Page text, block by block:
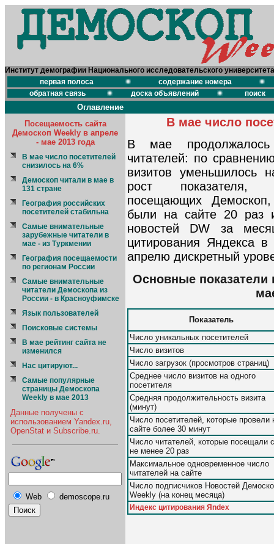
Институт демографии Национального исследовательского
первая полоса
содержание номера
обратная связь
доска объявлений поиск
Оглавление
Посещаемость сайта
Демоскоп Weekly в апреле
- мае 2013 года
В мае число посетителей
снизилось на 6%
Демоскоп читали в мае в
131 стране
География российских
посетителей стабильна
Самые внимательные
зарубежные читатели в
мае - из Туркмении
География посещаемости
по регионам России
Cамые внимательные
читатели Демоскопа из
России - в Красноуфимске
Язык пользователей
Поисковые системы
В мае рейтинг сайта не
изменился
Нас цитируют...
Самые популярные
страницы Демоскопа
Weekly в мае 2013
Данные получены с
использованием Yandex.ru,
OpenStat и Subscribe.ru.
Web demoscope.ru
В мае число
В мае продолжалось
читателей: по
визитов уменьшилось
рост показателя,
посещающих
были на сайте 20 раз
новостей DW за
цитирования Яндекса
апрелю дискретный
Основные показатели
Показатель
Число уникальных посетителей
Число визитов
Число загрузок (просмотров страниц)
Среднее число визитов на одного
посетителя
Средняя продолжительность визита
(минут)
Число посетителей, которые провели
сайте более 30 минут
Число читателей, которые посещали
не менее 20 раз
Максимальное одновременное число
читателей на сайте
Число подписчиков Новостей
Weekly (на конец месяца)
Индекс цитирования Яndex